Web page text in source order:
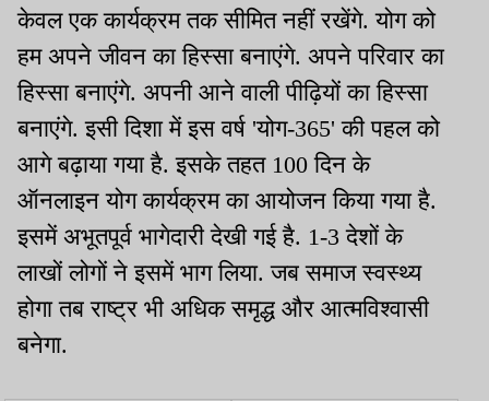
केवल एक कार्यक्रम तक सीमित नहीं रखेंगे. योग को
हम अपने जीवन का हिस्सा बनाएंगे. अपने परिवार का
हिस्सा बनाएंगे. अपनी आने वाली पीढ़ियों का हिस्सा
बनाएंगे. इसी दिशा में इस वर्ष 'योग-365' की पहल को
आगे बढ़ाया गया है. इसके तहत 100 दिन के
ऑनलाइन योग कार्यक्रम का आयोजन किया गया है.
इसमें अभूतपूर्व भागेदारी देखी गई है. 1-3 देशों के
लाखों लोगों ने इसमें भाग लिया. जब समाज स्वस्थ्य
होगा तब राष्ट्र भी अधिक समृद्ध और आत्मविश्वासी
बनेगा.